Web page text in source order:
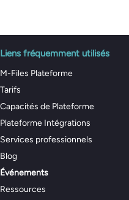
Liens fréquemment utilisés
M-Files Plateforme
Tarifs
Capacités de Plateforme
Plateforme Intégrations
Services professionnels
Blog
Événements
Ressources